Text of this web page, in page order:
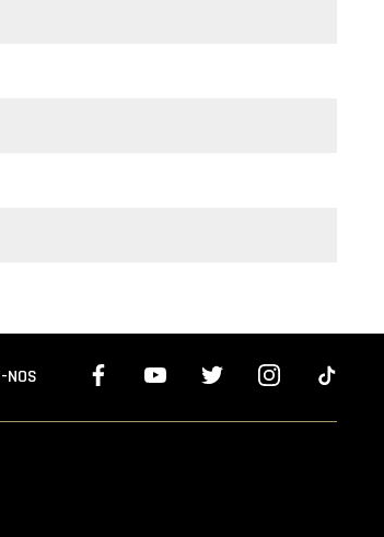
NOS